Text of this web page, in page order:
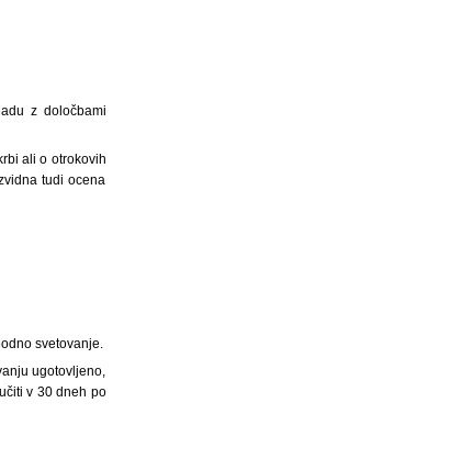
z določbami
ali o otrokovih
tudi ocena
svetovanje.
ugotovljeno,
v 30 dneh po